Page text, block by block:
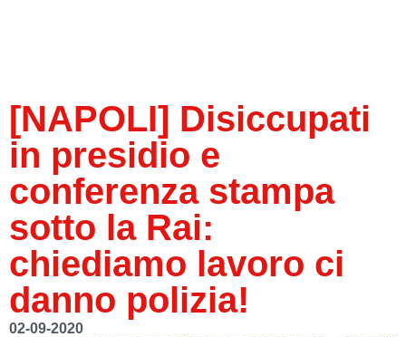
[NAPOLI] Disiccupati
in presidio e
conferenza stampa
sotto la Rai:
chiediamo lavoro ci
danno polizia!
02-09-2020